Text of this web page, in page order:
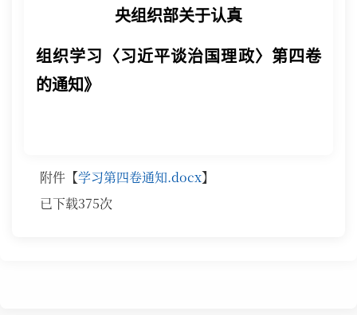
央组织部关于认真
组织学习〈习近平谈治国理政〉第四卷
的通知》
附件【学习第四卷通知.docx】
已下载375次